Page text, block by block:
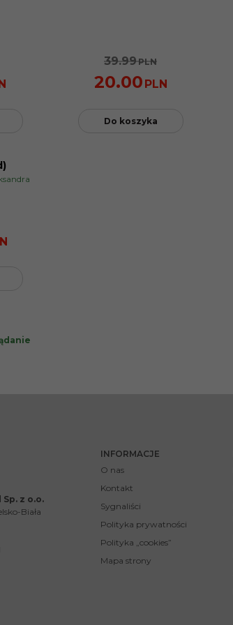
39.99PLN
20.00 PLN
Do koszyka
z o.o.
Biała
INFORMACJE
O nas
Kontakt
Sygnaliści
Polityka prywatności
Polityka „cookies”
Mapa strony